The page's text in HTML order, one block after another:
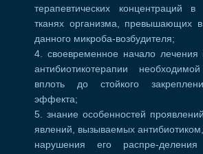
терапевтических концентраций
тканях организма,
данного микроба-возбудителя;
своевременное начало лечения
антибиотикотерапии
вплоть до стойкого
эффекта;
знание особенностей
явлений, вызываемых
нарушения его распре-